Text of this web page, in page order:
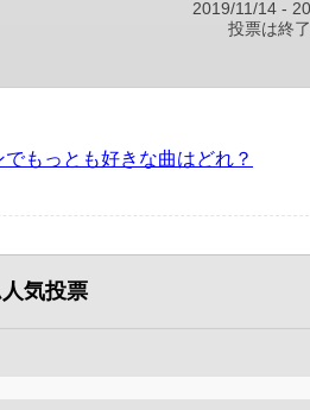
戦～」OP「ラブ・ドラマティッ
2019/11/14 -
投票は終
もっとも好きな曲はどれ？
気投票